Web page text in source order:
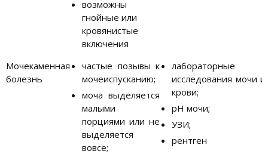
возможны
гнойные или
кровянистые
включения
Мочекаменная
болезнь
частые позывы к
мочеиспусканию;
моча выделяется
малыми
порциями или не
выделяется
вовсе;
лабораторные
исследования мочи и
крови;
pH мочи;
УЗИ;
рентген